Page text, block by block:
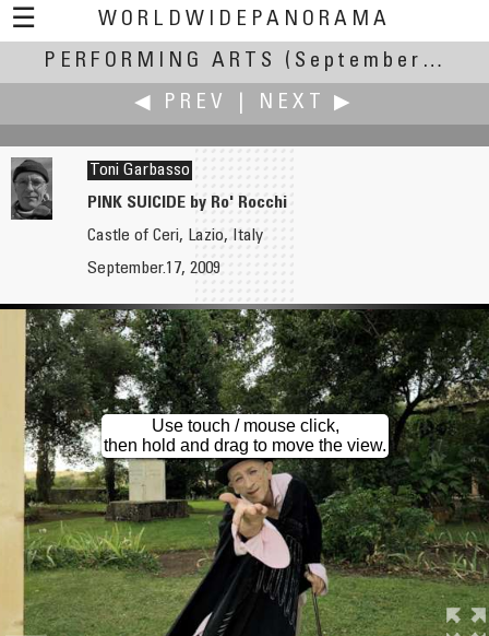
☰
WORLDWIDEPANORAMA
Performing Arts:
PERFORMING ARTS
(September 17-22, 2009)
◀ PREV
NEXT ▶
Acoustic Output
Toni Garbasso
PINK SUICIDE by Ro' Rocchi
Castle of Ceri, Lazio, Italy
September.17, 2009
Use touch / mouse click,
then hold and drag to move the view.